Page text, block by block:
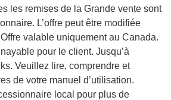
les remises de la Grande vente sont
L’offre peut être modifiée
valable uniquement au Canada.
pour le client. Jusqu’à
Veuillez lire, comprendre et
de votre manuel d’utilisation.
local pour plus de